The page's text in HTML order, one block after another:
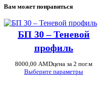
Вам может понравиться
БП 30 – Теневой
профиль
8000,00 AMDцена за 2 пог.м
Выберите параметры